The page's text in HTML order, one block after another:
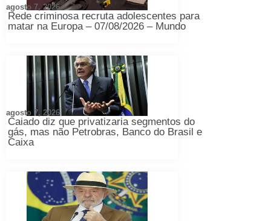
Rede criminosa recruta adolescentes para
matar na Europa – 07/08/2026 – Mundo
agosto 7, 2026
Caiado diz que privatizaria segmentos do
gás, mas não Petrobras, Banco do Brasil e
Caixa
agosto 7, 2026